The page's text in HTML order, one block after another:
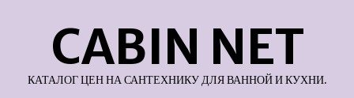
содержимомуCABIN NET
КАТАЛОГ ЦЕН НА САНТЕХНИКУ ДЛЯ ВАННОЙ И КУХНИ.